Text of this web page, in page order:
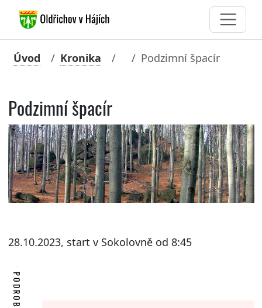
Úvod Kronika Podzimní špacír
Podzimní špacír
28.10.2023, start v Sokolovně od 8:45